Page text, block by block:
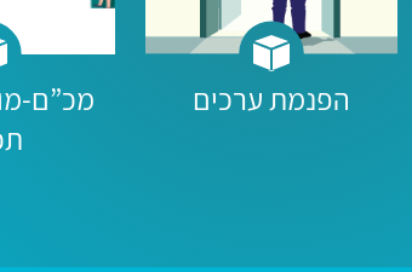
הפנמת ערכים
מכ”ם-